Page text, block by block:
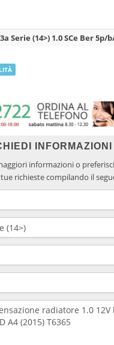
Serie (14>) 1.0 SCe Ber 5p/
INFORMAZIONI
informazioni o
richieste compilando il